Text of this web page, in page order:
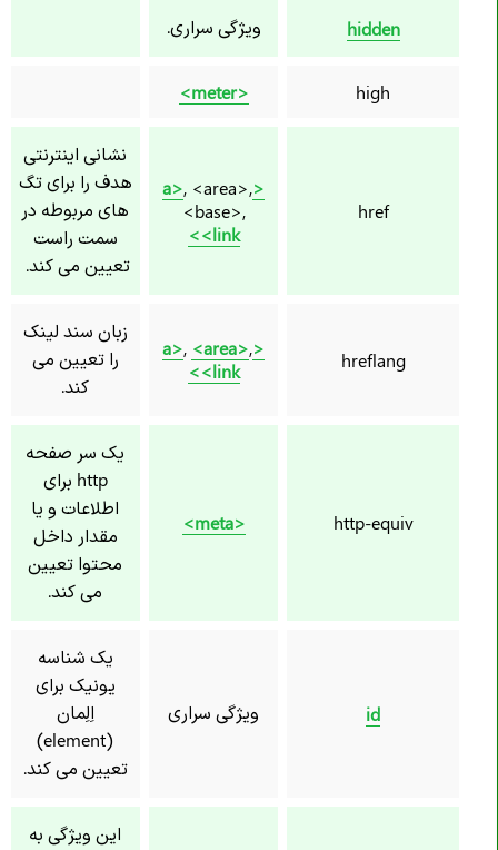
hidden ویژگی سراری.
high
<meter>
href
<a>
, <area>,
<base>,
<link>
نشانی اینترنتی
هدف را برای تگ
های مربوطه در
سمت راست
تعیین می کند.
hreflang
<a>
, <area>,
<link>
زبان سند لینک
را تعیین می
کند.
http-equiv
<meta>
یک سر صفحه
http برای
اطلاعات و یا
مقدار داخل
محتوا تعیین
می کند.
id ویژگی سراری
یک شناسه
یونیک برای
اِلِمان
(element)
تعیین می کند.
این ویژگی به